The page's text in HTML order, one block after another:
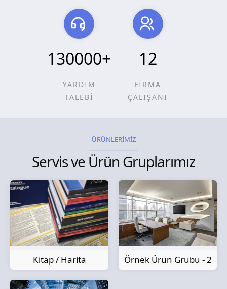
130000+
YARDIM
TALEBİ
12
FİRMA
ÇALIŞANI
ÜRÜNLERİMİZ
Servis ve Ürün Gruplarımız
Kitap / Harita Örnek Ürün Grubu - 2